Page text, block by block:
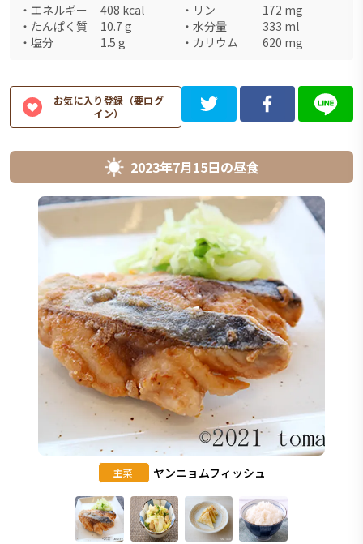
・ エネルギー 408 kcal ・ リン 172 mg
・ たんぱく質 10.7 g ・ 水分量 333 ml
・ 塩分 1.5 g ・ カリウム 620 mg
お気に入り登録（要ログ
イン）
2023年7月15日の昼食
主菜 ヤンニョムフィッシュ